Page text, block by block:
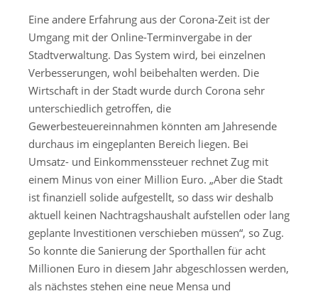
Eine andere Erfahrung aus der Corona-Zeit ist der
Umgang mit der Online-Terminvergabe in der
Stadtverwaltung. Das System wird, bei einzelnen
Verbesserungen, wohl beibehalten werden. Die
Wirtschaft in der Stadt wurde durch Corona sehr
unterschiedlich getroffen, die
Gewerbesteuereinnahmen könnten am Jahresende
durchaus im eingeplanten Bereich liegen. Bei
Umsatz- und Einkommenssteuer rechnet Zug mit
einem Minus von einer Million Euro. „Aber die Stadt
ist finanziell solide aufgestellt, so dass wir deshalb
aktuell keinen Nachtragshaushalt aufstellen oder lang
geplante Investitionen verschieben müssen“, so Zug.
So konnte die Sanierung der Sporthallen für acht
Millionen Euro in diesem Jahr abgeschlossen werden,
als nächstes stehen eine neue Mensa und